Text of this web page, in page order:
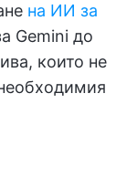
на ИИ за
Gemini до
които не